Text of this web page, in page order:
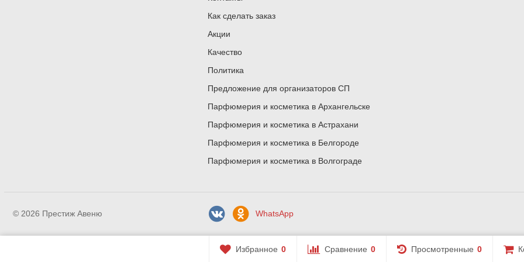
Как сделать заказ
Акции
Качество
Политика
Предложение для организаторов СП
Парфюмерия и косметика в Архангельске
Парфюмерия и косметика в Астрахани
Парфюмерия и косметика в Белгороде
Парфюмерия и косметика в Волгограде
© 2026 Престиж Авеню WhatsApp
Избранное 0 Сравнение 0 Просмотренные 0